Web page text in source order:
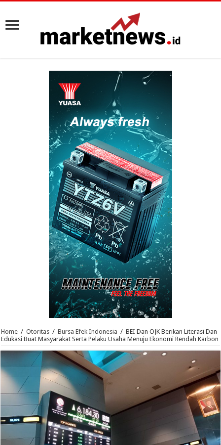
Home / Otoritas / Bursa Efek Indonesia / BEI Dan OJK Berikan Literasi Dan
Edukasi Buat Masyarakat Serta Pelaku Usaha Menuju Ekonomi Rendah Karbon